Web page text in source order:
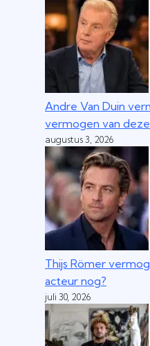
Andre Van Duin
vermogen van
augustus 3, 2026
Thijs Römer
acteur nog?
juli 30, 2026